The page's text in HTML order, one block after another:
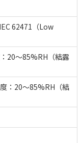
62471（Low
20～85%RH（結露
：20～85%RH（結